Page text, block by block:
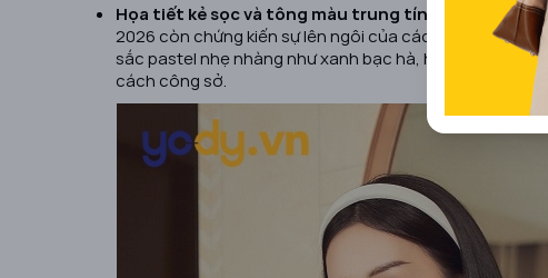
Họa tiết kẻ sọc và tông màu trung tính:
Bên cạnh
2026 còn chứng kiến sự lên ngôi của các mẫu vest dạ
sắc pastel nhẹ nhàng như xanh bạc hà, hồng phấn
cách công sở.